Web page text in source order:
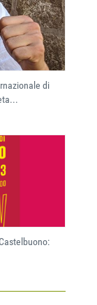
di